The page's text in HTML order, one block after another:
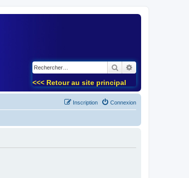
Rechercher
<<< Retour au site principal
Connexion
Inscription